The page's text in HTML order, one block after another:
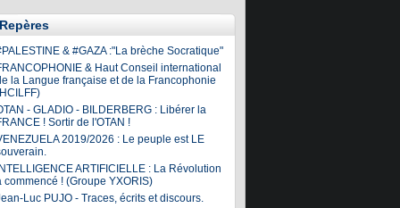
& #GAZA :"La brèche Socratique"
& Haut Conseil international
la Langue française et de la Francophonie
- GLADIO - BILDERBERG : Libérer la
! Sortir de l'OTAN !
2019/2026 : Le peuple est LE
ARTIFICIELLE : La Révolution
commencé ! (Groupe YXORIS)
Luc PUJO - Traces, écrits et discours.